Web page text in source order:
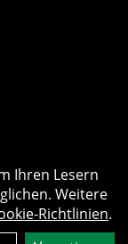
Ihren Lesern
Weitere
Richtlinien.